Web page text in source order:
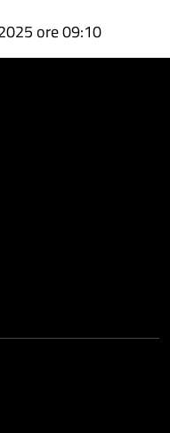
su
Facebook
Condividi
su
Condividi
ore 09:10